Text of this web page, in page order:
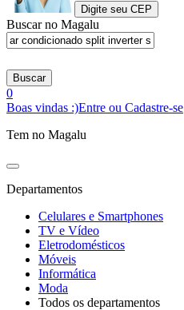
Digite seu CEP
Buscar no Magalu
Buscar
0
Boas vindas :)Entre ou Cadastre-se
Tem no Magalu
Departamentos
Celulares e Smartphones
TV e Vídeo
Eletrodomésticos
Móveis
Informática
Moda
Todos os departamentos